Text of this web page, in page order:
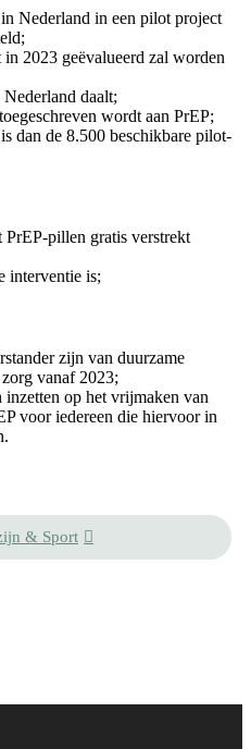
Nederland in een pilot project
2023 geëvalueerd zal worden
daalt;
wordt aan PrEP;
dan de 8.500 beschikbare pilot-
pillen gratis verstrekt
interventie is;
zijn van duurzame
vanaf 2023;
op het vrijmaken van
voor iedereen die hiervoor in
& Sport